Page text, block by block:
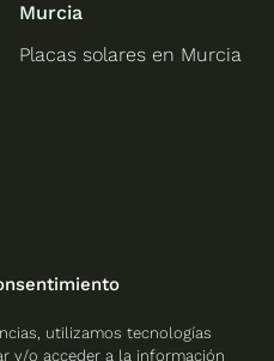
utilizamos tecnologías
y/o acceder a la información
Murcia
Placas solares en Murcia